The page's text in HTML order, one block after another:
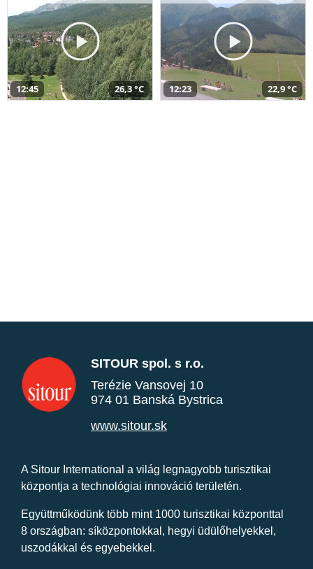
12:45 26,3 °C 12:23 22,9 °C
SITOUR spol. s r.o.
Terézie Vansovej 10
974 01 Banská Bystrica
www.sitour.sk
A Sitour International a világ legnagyobb turisztikai
központja a technológiai innováció területén.
Együttműködünk több mint 1000 turisztikai központtal
8 országban: síközpontokkal, hegyi üdülőhelyekkel,
uszodákkal és egyebekkel.